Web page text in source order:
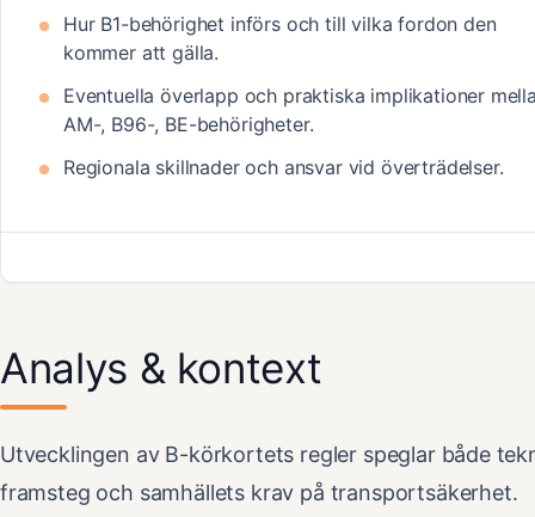
Hur B1-behörighet införs och till vilka fordon den
kommer att gälla.
Eventuella överlapp och praktiska implikationer
AM-, B96-, BE-behörigheter.
Regionala skillnader och ansvar vid överträdelser.
Analys & kontext
Utvecklingen av B-körkortets regler speglar både
framsteg och samhällets krav på transportsäkerhet.